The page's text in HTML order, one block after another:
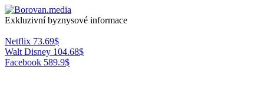
Exkluzivní byznysové informace
Netflix 73.69$
Walt Disney 104.68$
Facebook 589.9$